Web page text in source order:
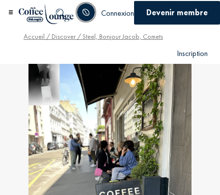
Connexion Devenir membre
Inscription
Accueil / Discover / Steel, Bonjour Jacob, Comets